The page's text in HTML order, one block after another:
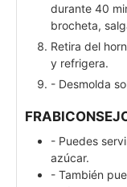
durante 40
brocheta,
Retira del
y refrigera.
- Desmolda
- Puedes
azúcar.
- También